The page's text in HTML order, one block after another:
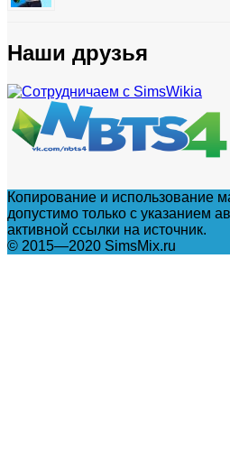
Наши друзья
Копирование и использование
допустимо только с указанием
активной ссылки на источник.
© 2015—2020 SimsMix.ru